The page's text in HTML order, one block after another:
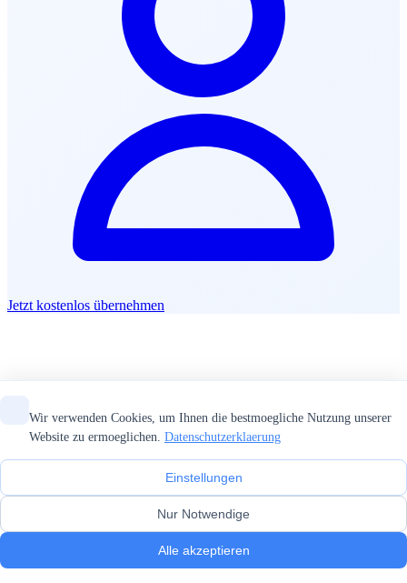
Jetzt kostenlos übernehmen
Wir verwenden Cookies, um Ihnen die bestmoegliche Nutzung unserer
Website zu ermoeglichen. Datenschutzerklaerung
Einstellungen
Nur Notwendige
Alle akzeptieren